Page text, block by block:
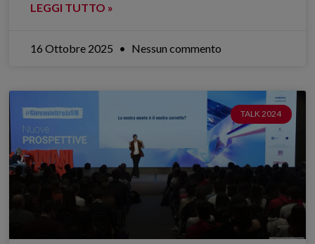
LEGGI TUTTO »
16 Ottobre 2025 Nessun commento
TALK 2024